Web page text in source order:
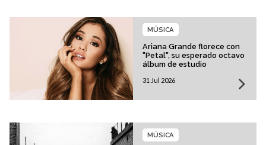
Ariana Grande florece con
"Petal", su esperado octavo
álbum de estudio
MÚSICA
31 Jul 2026
MÚSICA